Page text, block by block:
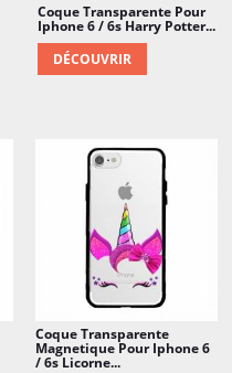
Coque Transparente Pour
Iphone 6 / 6s Harry Potter...
DÉCOUVRIR
Coque Transparente
Magnetique Pour Iphone 6
/ 6s Licorne...